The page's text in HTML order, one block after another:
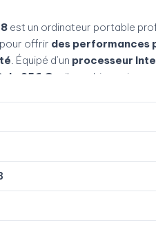
est un ordinateur portable
offrir des performances
. Équipé d’un processeur
de 256 Go
, il combine
parfait pour